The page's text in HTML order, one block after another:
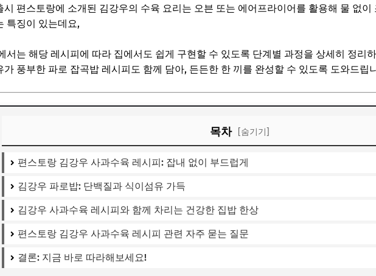
시 편스토랑에 소개된 김강우의 수육 요리는 오븐 또는 에어프라이어를 활용해 물 없
특징이 있는데요,
서는 해당 레시피에 따라 집에서도 쉽게 구현할 수 있도록 단계별 과정을 상세히 정리
가 풍부한 파로 잡곡밥 레시피도 함께 담아, 든든한 한 끼를 완성할 수 있도록 도와드립
목차 [숨기기]
편스토랑 김강우 사과수육 레시피: 잡내 없이 부드럽게
김강우 파로밥: 단백질과 식이섬유 가득
김강우 사과수육 레시피와 함께 차리는 건강한 집밥 한상
편스토랑 김강우 사과수육 레시피 관련 자주 묻는 질문
결론: 지금 바로 따라해보세요!